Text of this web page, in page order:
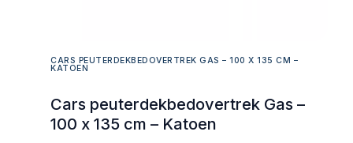
CARS PEUTERDEKBEDOVERTREK GAS – 100 X 135 CM –
KATOEN
Cars peuterdekbedovertrek Gas –
100 x 135 cm – Katoen